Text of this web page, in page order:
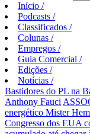
Início /
Podcasts /
Classificados /
Colunas /
Empregos /
Guia Comercial /
Edições /
Notícias /
Bastidores do PL na
Anthony Fauci
energético Mister
Congresso dos EUA